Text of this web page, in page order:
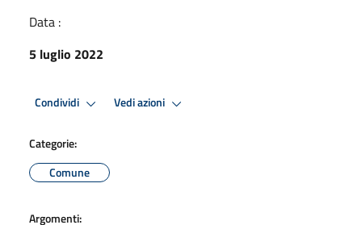
Data :
5 luglio 2022
Condividi Vedi azioni
Categorie:
Comune
Argomenti: